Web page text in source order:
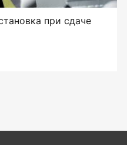
при сдаче